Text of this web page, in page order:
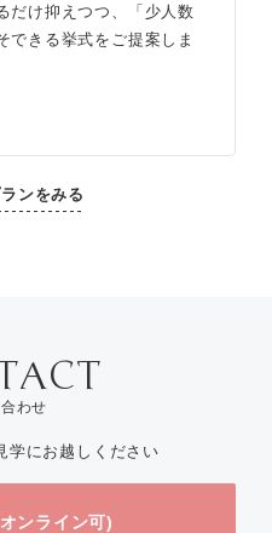
だけ抑えつつ、「少人数
できる挙式をご提案しま
ンをみる
わせ
学にお越しください
ンライン可)